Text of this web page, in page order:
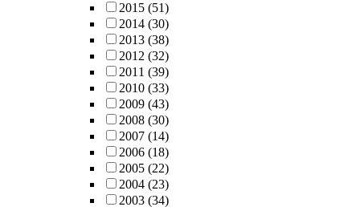
2015 (51)
2014 (30)
2013 (38)
2012 (32)
2011 (39)
2010 (33)
2009 (43)
2008 (30)
2007 (14)
2006 (18)
2005 (22)
2004 (23)
2003 (34)